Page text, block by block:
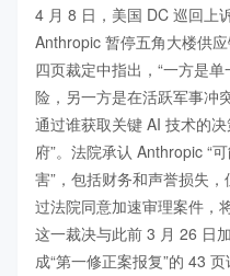
4 月 8 日，美国 DC 巡回上
Anthropic 暂停五角大楼供
四页裁定中指出，“一方是
险，另一方是在活跃军事冲
通过谁获取关键 AI 技术的
府”。法院承认 Anthropic “
害”，包括财务和声誉损失
过法院同意加速审理案件，
这一裁决与此前 3 月 26 日
成“第一修正案报复”的 43